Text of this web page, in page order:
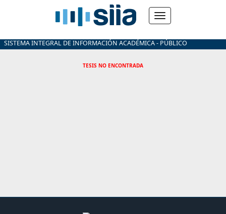
SISTEMA INTEGRAL DE INFORMACIÓN ACADÉMICA - PÚBLICO
TESIS NO ENCONTRADA